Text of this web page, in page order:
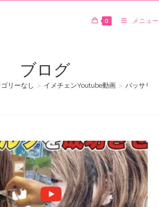
0 メニュー
ブログ
リーなし > イメチェンYoutube動画 > バッサリ